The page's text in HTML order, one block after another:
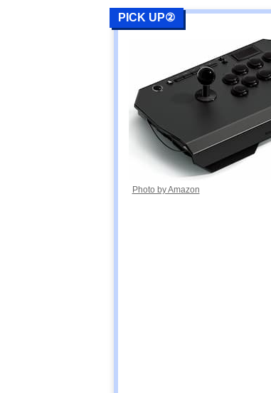
PICK UP②
Photo by Amazon